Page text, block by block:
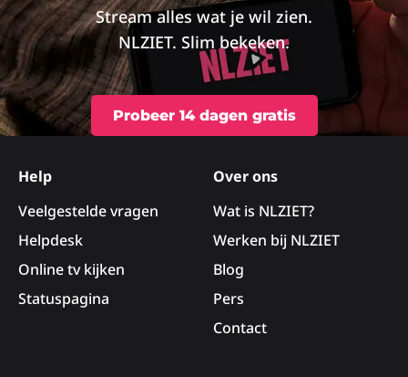
Stream alles wat je wil zien.
NLZIET. Slim bekeken.
Probeer 14 dagen gratis
footer
Help
Veelgestelde vragen
Helpdesk
Online tv kijken
Statuspagina
Over ons
Wat is NLZIET?
Werken bij NLZIET
Blog
Pers
Contact